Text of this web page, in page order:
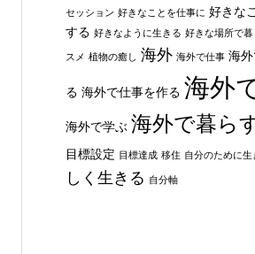
セッション 好きなことを仕事に 好きな
する 好きなように生きる 好きな場所で暮
スメ 植物の癒し 海外 海外で仕事 海
る 海外で仕事を作る 海外
海外で学ぶ 海外で暮ら
目標設定 目標達成 移住 自分のために生
しく生きる 自分軸